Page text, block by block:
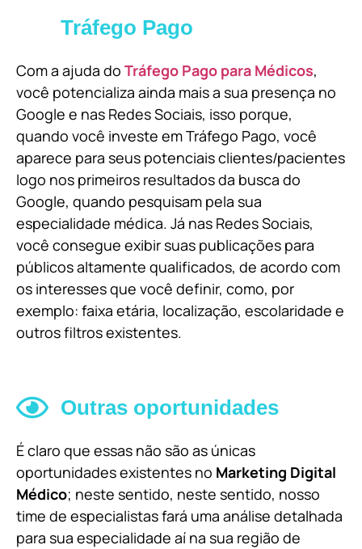
Tráfego Pago
Com a ajuda do Tráfego Pago para Médicos,
você potencializa ainda mais a sua presença no
Google e nas Redes Sociais, isso porque,
quando você investe em Tráfego Pago, você
aparece para seus potenciais clientes/pacientes
logo nos primeiros resultados da busca do
Google, quando pesquisam pela sua
especialidade médica. Já nas Redes Sociais,
você consegue exibir suas publicações para
públicos altamente qualificados, de acordo com
os interesses que você definir, como, por
exemplo: faixa etária, localização, escolaridade e
outros filtros existentes.
Outras oportunidades
É claro que essas não são as únicas
oportunidades existentes no Marketing Digital
Médico; neste sentido, neste sentido, nosso
time de especialistas fará uma análise detalhada
para sua especialidade aí na sua região de